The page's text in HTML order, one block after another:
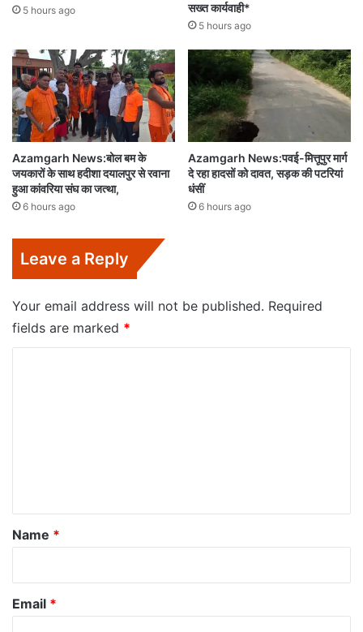
5 hours ago सख्त कार्यवाही*
5 hours ago
Azamgarh News:बोल बम के
जयकारों के साथ हदीशा दयालपुर से रवाना
हुआ कांवरिया संघ का जत्था,
6 hours ago
Azamgarh News:पवई-मित्तूपुर मार्ग
दे रहा हादसों को दावत, सड़क की पटरियां
धंसीं
6 hours ago
Leave a Reply
Your email address will not be published. Required
fields are marked *
*
Name *
Email *